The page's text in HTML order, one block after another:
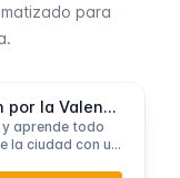
para
Consigue tu excursión por la Valencia medieval
aprende todo
la ciudad con un